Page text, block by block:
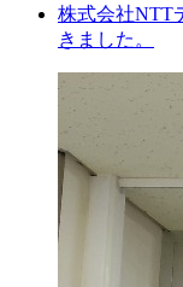
株式会社NTT
きました。